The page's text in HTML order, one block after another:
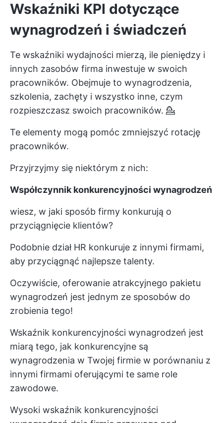
Wskaźniki KPI dotyczące
wynagrodzeń i świadczeń
Te wskaźniki wydajności mierzą, ile pieniędzy i
innych zasobów firma inwestuje w swoich
pracowników. Obejmuje to wynagrodzenia,
szkolenia, zachęty i wszystko inne, czym
rozpieszczasz swoich pracowników. 💁
Te elementy mogą pomóc zmniejszyć rotację
pracowników.
Przyjrzyjmy się niektórym z nich:
Współczynnik konkurencyjności wynagrodzeń
wiesz, w jaki sposób firmy konkurują o
przyciągnięcie klientów?
Podobnie dział HR konkuruje z innymi firmami,
aby przyciągnąć najlepsze talenty.
Oczywiście, oferowanie atrakcyjnego pakietu
wynagrodzeń jest jednym ze sposobów do
zrobienia tego!
Wskaźnik konkurencyjności wynagrodzeń jest
miarą tego, jak konkurencyjne są
wynagrodzenia w Twojej firmie w porównaniu z
innymi firmami oferującymi te same role
zawodowe.
Wysoki wskaźnik konkurencyjności